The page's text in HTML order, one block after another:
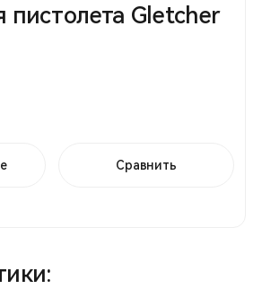
пистолета Gletcher
Сравнить